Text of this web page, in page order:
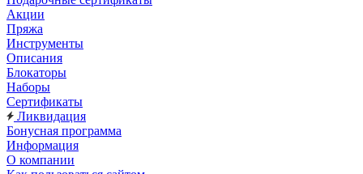
Акции
Пряжа
Инструменты
Описания
Блокаторы
Наборы
Сертификаты
Ликвидация
Бонусная программа
Информация
О компании